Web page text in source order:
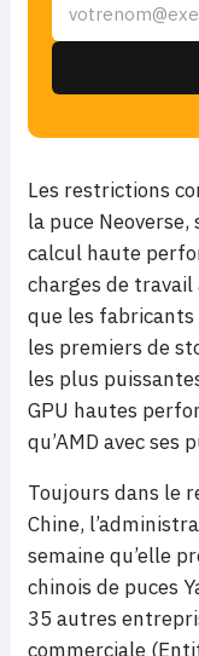
Les restrictions
la puce
calcul haute
charges de travail
que les
les premiers de
les plus
GPU hautes
qu’AMD avec ses
Toujours dans le
Chine,
semaine qu’elle
chinois de puces
35 autres
commerciale